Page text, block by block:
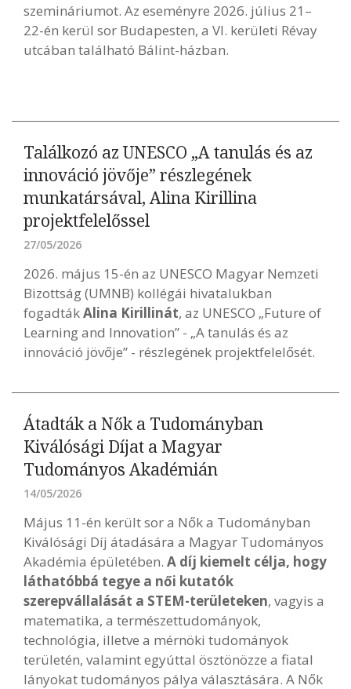
szemináriumot. Az eseményre 2026. július 21–
22-én kerül sor Budapesten, a VI. kerületi Révay
utcában található Bálint-házban.
Találkozó az UNESCO „A tanulás és az
innováció jövője” részlegének
munkatársával, Alina Kirillina
projektfelelőssel
27/05/2026
2026. május 15-én az UNESCO Magyar Nemzeti
Bizottság (UMNB) kollégái hivatalukban
fogadtákAlina Kirillinát, az UNESCO „Future of
Learning and Innovation” - „A tanulás és az
innováció jövője” - részlegének projektfelelősét.
Átadták a Nők a Tudományban
Kiválósági Díjat a Magyar
Tudományos Akadémián
14/05/2026
Május 11-én került sor a Nők a Tudományban
Kiválósági Díj átadására a Magyar Tudományos
Akadémia épületében. A díj kiemelt célja, hogy
láthatóbbá tegye a női kutatók
szerepvállalását a STEM-területeken, vagyis a
matematika, a természettudományok,
technológia, illetve a mérnöki tudományok
területén, valamint egyúttal ösztönözze a fiatal
lányokat tudományos pálya választására. A Nők